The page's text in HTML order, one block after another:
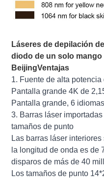
Láseres de depilación
diodo de un solo mango
BeijingVentajas
1. Fuente de alta potencia
Pantalla grande 4K de
Pantalla grande, 6
3. Barras láser
tamaños de punto
Las barras láser
la longitud de onda es de
disparos de más de 40
Los tamaños de punto